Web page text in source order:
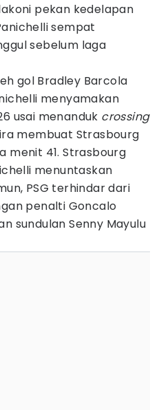
pekan kedelapan
sempat
sebelum laga
gol Bradley Barcola
menyamakan
usai menanduk crossing
membuat Strasbourg
menit 41. Strasbourg
menuntaskan
PSG terhindar dari
penalti Goncalo
sundulan Senny Mayulu